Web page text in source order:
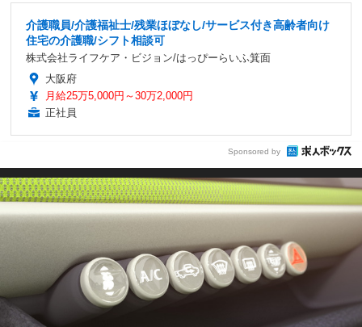
介護職員/介護福祉士/残業ほぼなし/サービス付き高齢者向け
住宅の介護職/シフト相談可
株式会社ライフケア・ビジョン/はっぴーらいふ箕面
大阪府
月給25万5,000円～30万2,000円
正社員
Sponsored by